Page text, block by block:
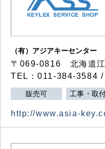
（有）アジアキーセンター
〒069-0816 北海道
TEL：011-384-3584
販売可 工事・取
http://www.asia-